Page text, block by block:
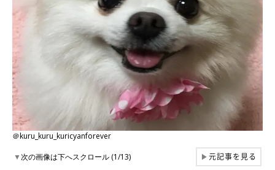
＠kuru_kuru_kuricyanforever
▼次の画像は下へスクロール (1/13) ▶元記事を見る